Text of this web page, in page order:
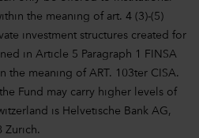
the meaning of art. 4 (3)-(5)
investment structures created for
in Article 5 Paragraph 1 FINSA
the meaning of ART. 103ter CISA.
Fund may carry higher levels of
is Helvetische Bank AG,
Zurich.